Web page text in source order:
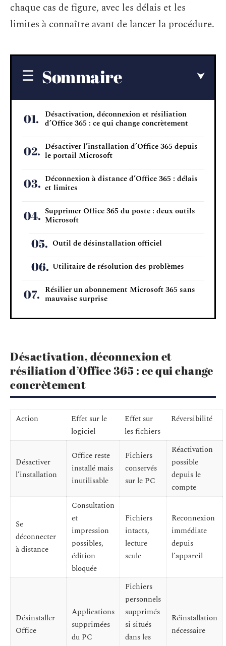
chaque cas de figure, avec les délais et les
limites à connaître avant de lancer la procédure.
Sommaire
Désactivation, déconnexion et résiliation
d’Office 365 : ce qui change concrètement
Désactiver l’installation d’Office 365 depuis
le portail Microsoft
Déconnexion à distance d’Office 365 : délais
et limites
Supprimer Office 365 du poste : deux outils
Microsoft
Outil de désinstallation officiel
Utilitaire de résolution des problèmes
Résilier un abonnement Microsoft 365 sans
mauvaise surprise
Désactivation, déconnexion et
résiliation d’Office 365 : ce qui change
concrètement
Action
Effet sur le
logiciel
Effet sur
les fichiers
Réversibilité
Désactiver
l’installation
Office reste
installé mais
inutilisable
Fichiers
conservés
sur le PC
Réactivation
possible
depuis le
compte
Se
déconnecter
à distance
Consultation
et
impression
possibles,
édition
bloquée
Fichiers
intacts,
lecture
seule
Reconnexion
immédiate
depuis
l’appareil
Désinstaller
Office
Applications
supprimées
du PC
Fichiers
personnels
supprimés
si situés
dans les
Réinstallation
nécessaire